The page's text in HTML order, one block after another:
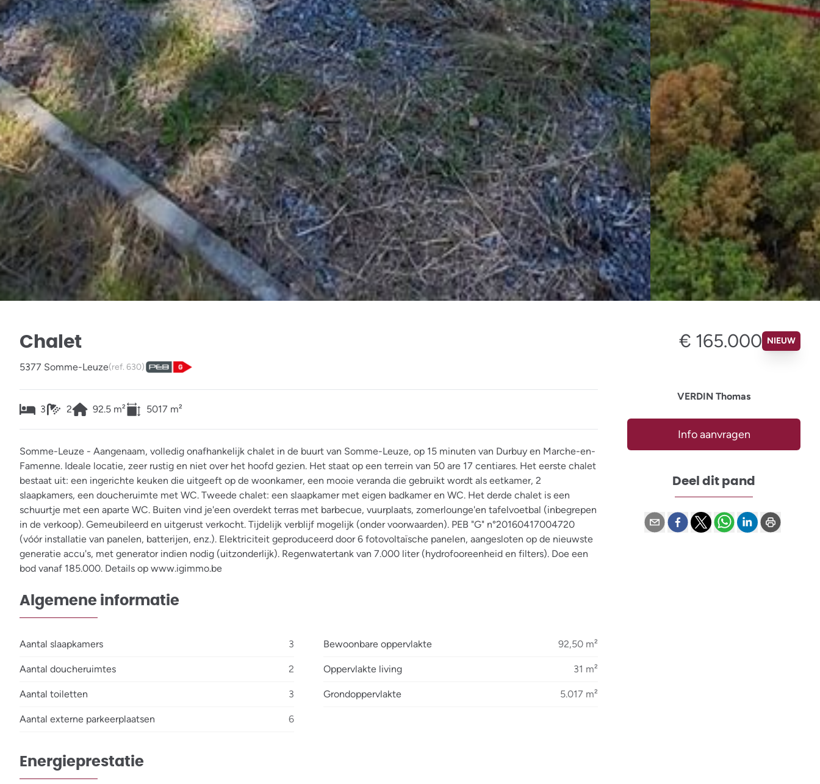
Chalet € 165.000 NIEUW
5377 Somme-Leuze(ref. 630)
3 2 92.5 m² 5017 m²
Somme-Leuze - Aangenaam, volledig onafhankelijk chalet in de buurt van Somme-Leuze, op 15 minuten van Durbuy en Marche-en-
Famenne. Ideale locatie, zeer rustig en niet over het hoofd gezien. Het staat op een terrein van 50 are 17 centiares. Het eerste chalet
bestaat uit: een ingerichte keuken die uitgeeft op de woonkamer, een mooie veranda die gebruikt wordt als eetkamer, 2
slaapkamers, een doucheruimte met WC. Tweede chalet: een slaapkamer met eigen badkamer en WC. Het derde chalet is een
schuurtje met een aparte WC. Buiten vind je'een overdekt terras met barbecue, vuurplaats, zomerlounge'en tafelvoetbal (inbegrepen
in de verkoop). Gemeubileerd en uitgerust verkocht. Tijdelijk verblijf mogelijk (onder voorwaarden). PEB "G" n°20160417004720
(vóór installatie van panelen, batterijen, enz.). Elektriciteit geproduceerd door 6 fotovoltaïsche panelen, aangesloten op de nieuwste
generatie accu's, met generator indien nodig (uitzonderlijk). Regenwatertank van 7.000 liter (hydrofooreenheid en filters). Doe een
bod vanaf 185.000. Details op www.igimmo.be
Algemene informatie
Aantal slaapkamers 3 Bewoonbare oppervlakte 92,50 m²
Aantal doucheruimtes 2 Oppervlakte living 31 m²
Aantal toiletten 3 Grondoppervlakte 5.017 m²
Aantal externe parkeerplaatsen 6
Energieprestatie
VERDIN Thomas
Info aanvragen
Deel dit pand